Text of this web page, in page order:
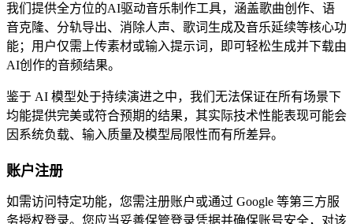
我们提供全方位的AI驱动音乐制作工具，涵盖歌曲创作、语
音克隆、分轨导出、消除人声、歌词生成及音乐延续等核心功
能；用户仅需上传素材或输入提示词，即可轻松生成并下载由
AI创作的音频结果。
鉴于 AI 模型处于持续演进之中，我们无法保证在所有场景下
均能提供完美或符合预期的结果，其实际技术性能表现可能会
因系统负载、输入质量及模型局限性而有所差异。
账户注册
如需访问特定功能，您需注册账户或通过 Google 等第三方服
务授权登录。您应当妥善保管登录凭据并确保账号安全，对该